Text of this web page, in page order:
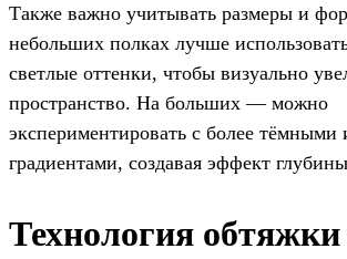
Также важно учитывать размеры и
небольших полках лучше
светлые оттенки, чтобы визуально
пространство. На больших — можно
экспериментировать с более
градиентами, создавая эффект
Технология